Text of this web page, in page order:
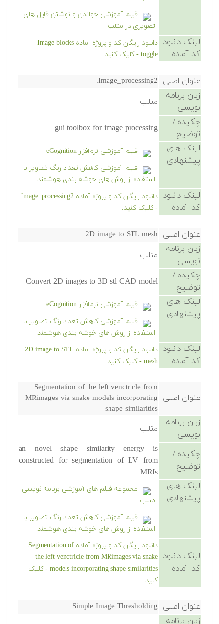
فیلم آموزشی خواندن و نوشتن فایل های
تصویری در متلب
لینک دانلود
کد آماده
دانلود رایگان کد و پروژه آماده Image blocks
toggle - کلیک کنید.
عنوان اصلی Image_processing2.
زبان برنامه
نویسی
متلب
چکیده /
توضیح
gui toolbox for image processing
لینک های
پیشنهادی
فیلم آموزشی نرم‌افزار eCognition
فیلم آموزشی کاهش تعداد رنگ تصاویر با
استفاده از روش های خوشه بندی هوشمند
لینک دانلود
کد آماده
دانلود رایگان کد و پروژه آماده Image_processing2.
- کلیک کنید.
عنوان اصلی 2D image to STL mesh
زبان برنامه
نویسی
متلب
چکیده /
توضیح
Convert 2D images to 3D stl CAD model
لینک های
پیشنهادی
فیلم آموزشی نرم‌افزار eCognition
فیلم آموزشی کاهش تعداد رنگ تصاویر با
استفاده از روش های خوشه بندی هوشمند
لینک دانلود
کد آماده
دانلود رایگان کد و پروژه آماده 2D image to STL
mesh - کلیک کنید.
عنوان اصلی
Segmentation of the left venctricle from
MRimages via snake models incorporating
shape similarities
زبان برنامه
نویسی
متلب
چکیده /
توضیح
an novel shape similarity energy is
constructed for segmentation of LV from
MRIs
لینک های
پیشنهادی
مجموعه فیلم های آموزشی برنامه نویسی
متلب
فیلم آموزشی کاهش تعداد رنگ تصاویر با
استفاده از روش های خوشه بندی هوشمند
لینک دانلود
کد آماده
دانلود رایگان کد و پروژه آماده Segmentation of
the left venctricle from MRimages via snake
models incorporating shape similarities - کلیک
کنید.
عنوان اصلی Simple Image Thresholding
زبان برنامه